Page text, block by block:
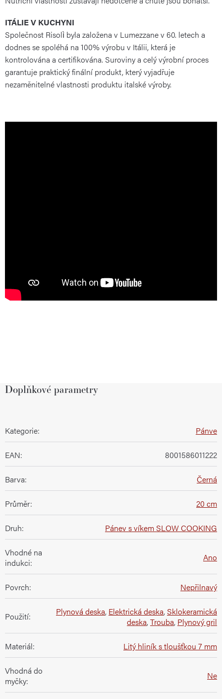
ITÁLIE V KUCHYNI
Společnost Risolì byla založena v Lumezzane v 60. letech a
dodnes se spoléhá na 100% výrobu v Itálii, která je
kontrolována a certifikována. Suroviny a celý výrobní proces
garantuje praktický finální produkt, který vyjadřuje
nezaměnitelné vlastnosti produktu italské výroby.
Doplňkové parametry
Kategorie: Pánve
EAN: 8001586011222
Barva: Černá
Průměr: 20 cm
Druh: Pánev s víkem SLOW COOKING
Vhodné na
indukci: Ano
Povrch: Nepřilnavý
Použití: Plynová deska, Elektrická deska, Sklokeramická
deska,Trouba, Plynový gril
Materiál: Litý hliník s tloušťkou 7 mm
Vhodná do
myčky: Ne